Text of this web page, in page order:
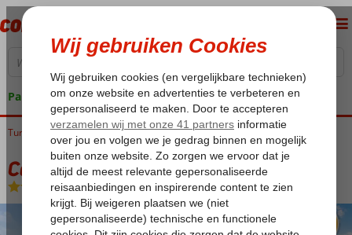
Pakketgarantie
Home
Turkije Turkse Riviera Side Side-Centrum Calimera Side Resort
Calimera Side Resort
All Inclusive-Hotel